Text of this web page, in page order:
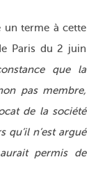
un terme à cette
Paris du 2 juin
que la
pas membre,
de la société
qu’il n’est argué
permis de